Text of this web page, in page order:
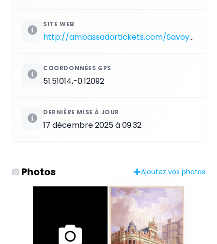
SITE WEB
http://ambassadortickets.com/Savoy-Theatre/Information
COORDONNÉES GPS
51.51014,-0.12092
DERNIÈRE MISE À JOUR
17 décembre 2025 à 09:32
Photos Ajoutez vos photos